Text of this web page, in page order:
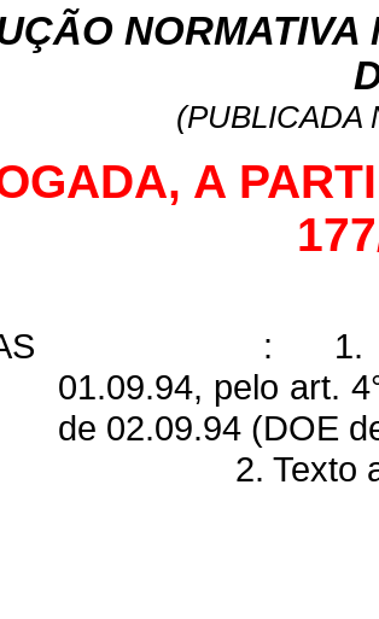
NORMATIVA
(PUBLICADA
A
:
1.
01.09.94, pelo art.
de 02.09.94 (DOE
2. Texto